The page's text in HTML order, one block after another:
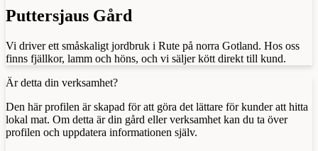
Puttersjaus Gård
Vi driver ett småskaligt jordbruk i Rute på norra Gotland. Hos oss
finns fjällkor, lamm och höns, och vi säljer kött direkt till kund.
Är detta din verksamhet?
Den här profilen är skapad för att göra det lättare för kunder att hitta
lokal mat. Om detta är din gård eller verksamhet kan du ta över
profilen och uppdatera informationen själv.